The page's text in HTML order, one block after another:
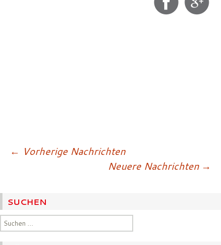
← Vorherige Nachrichten
Neuere Nachrichten →
SUCHEN
Suchen
nach: